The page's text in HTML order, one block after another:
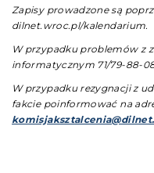
Zapisy prowadzone są
dilnet.wroc.pl/kalendarium.
W przypadku problemów z
informatycznym 71/79-88-
W przypadku rezygnacji z
fakcie poinformować na